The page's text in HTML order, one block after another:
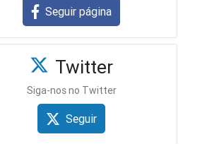
Seguir página
Twitter
Siga-nos no Twitter
Seguir